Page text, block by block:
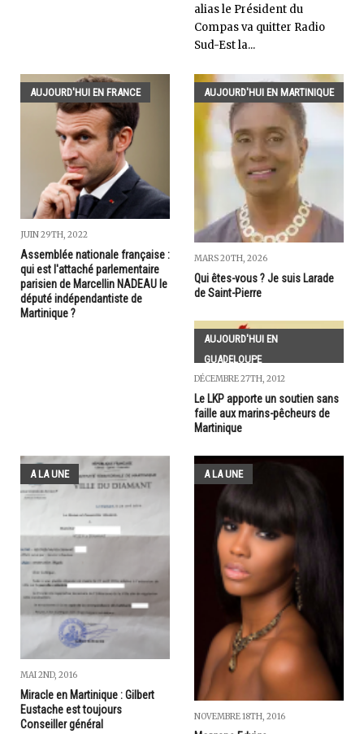
alias le Président du
Compas va quitter Radio
Sud-Est la...
AUJOURD'HUI EN FRANCE
JUIN 29TH, 2022
Assemblée nationale française :
qui est l'attaché parlementaire
parisien de Marcellin NADEAU le
député indépendantiste de
Martinique ?
AUJOURD'HUI EN MARTINIQUE
MARS 20TH, 2026
Qui êtes-vous ? Je suis Larade
de Saint-Pierre
AUJOURD'HUI EN
GUADELOUPE
DÉCEMBRE 27TH, 2012
Le LKP apporte un soutien sans
faille aux marins-pêcheurs de
Martinique
A LA UNE
MAI 2ND, 2016
Miracle en Martinique : Gilbert
Eustache est toujours
Conseiller général
A LA UNE
NOVEMBRE 18TH, 2016